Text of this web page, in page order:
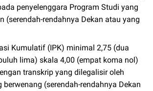
penyelenggara Program Studi yang
(serendah-rendahnya Dekan atau yang
Kumulatif (IPK) minimal 2,75 (dua
lima) skala 4,00 (empat koma nol)
transkrip yang dilegalisir oleh
berwenang (serendah-rendahnya Dekan